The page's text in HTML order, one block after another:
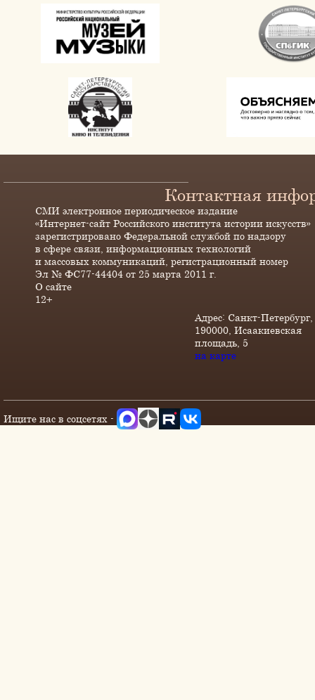
Контактная
СМИ электронное периодическое издание
«Интернет-сайт Российского института истории искусств»
зарегистрировано Федеральной службой по надзору
в сфере связи, информационных технологий
и массовых коммуникаций, регистрационный номер
Эл № ФС77-44404 от 25 марта 2011 г.
О сайте
12+
Адрес: Санкт-Петербург,
190000, Исаакиевская
площадь, 5
на карте
Ищите нас в соцсетях -